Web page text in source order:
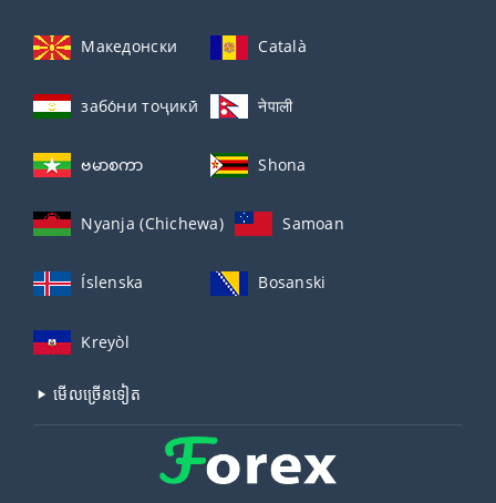
Македонски Català
забо́ни тоҷикӣ́ नेपाली
ဗမာစကာ Shona
Nyanja (Chichewa) Samoan
Íslenska Bosanski
Kreyòl
មើល​ច្រើន​ទៀត